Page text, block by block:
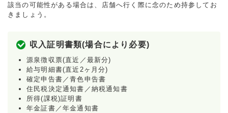
該当の可能性がある場合は、店舗へ行く際に念のため持参してお
きましょう。
収入証明書類(場合により必要)
源泉徴収票(直近／最新分)
給与明細書(直近2ヶ月分)
確定申告書／青色申告書
住民税決定通知書／納税通知書
所得(課税)証明書
年金証書／年金通知書